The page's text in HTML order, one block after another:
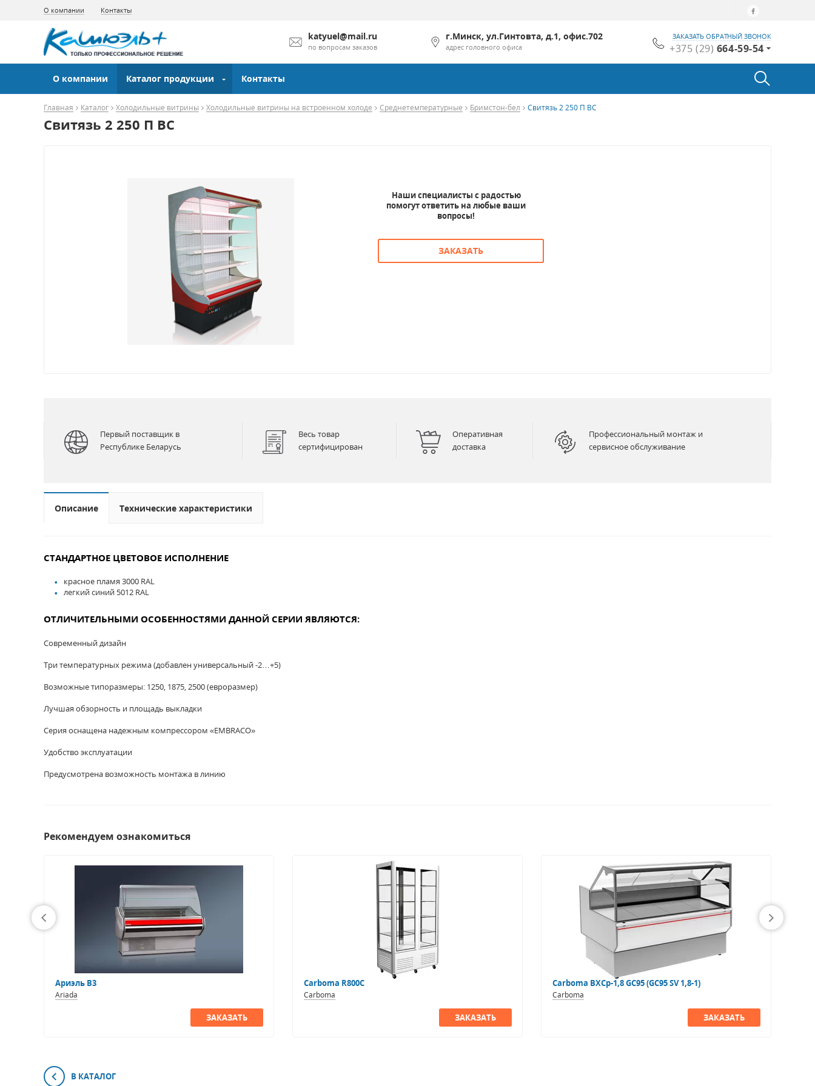
О компании Контакты
katyuel@mail.ru
по вопросам заказов
г.Минск, ул.Гинтовта, д.1, офис.702
адрес головного офиса
ЗАКАЗАТЬ ОБРАТНЫЙ ЗВОНОК
+375 (29) 664-59-54
О компании Каталог продукции Контакты
Главная Каталог Холодильные витрины Холодильные витрины на встроенном холоде Среднетемпературные Бримстон-бел Свитязь 2 250 П ВС
Свитязь 2 250 П ВС
Наши специалисты с радостью
помогут ответить на любые ваши
вопросы!
ЗАКАЗАТЬ
Первый поставщик в
Республике Беларусь
Весь товар
сертифицирован
Оперативная
доставка
Профессиональный монтаж и
сервисное обслуживание
Описание Технические характеристики
СТАНДАРТНОЕ ЦВЕТОВОЕ ИСПОЛНЕНИЕ
красное пламя 3000 RAL
легкий синий 5012 RAL
ОТЛИЧИТЕЛЬНЫМИ ОСОБЕННОСТЯМИ ДАННОЙ СЕРИИ ЯВЛЯЮТСЯ:
Современный дизайн
Три температурных режима (добавлен универсальный -2…+5)
Возможные типоразмеры: 1250, 1875, 2500 (евроразмер)
Лучшая обзорность и площадь выкладки
Серия оснащена надежным компрессором «EMBRACO»
Удобство эксплуатации
Предусмотрена возможность монтажа в линию
Рекомендуем ознакомиться
Ариэль В3
Ariada
ЗАКАЗАТЬ
Carboma R800C
Carboma
ЗАКАЗАТЬ
Carboma ВХСр-1,8 GC95 (GC95 SV 1,8-1)
Carboma
ЗАКАЗАТЬ
В КАТАЛОГ